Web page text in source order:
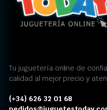
Tu juguetería online de
calidad al mejor precio y
(+34) 626 32 01 68